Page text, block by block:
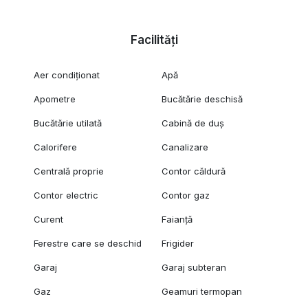
Facilități
Aer condiționat Apă
Apometre Bucătărie deschisă
Bucătărie utilată Cabină de duș
Calorifere Canalizare
Centrală proprie Contor căldură
Contor electric Contor gaz
Curent Faianță
Ferestre care se deschid Frigider
Garaj Garaj subteran
Gaz Geamuri termopan